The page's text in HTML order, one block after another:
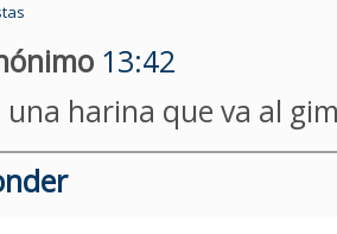
13:42
una harina que va al